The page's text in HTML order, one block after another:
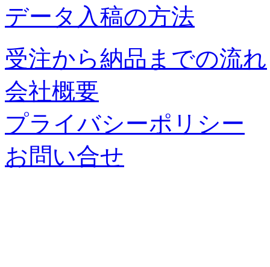
データ入稿の方法
受注から納品までの流れ
会社概要
プライバシーポリシー
お問い合せ